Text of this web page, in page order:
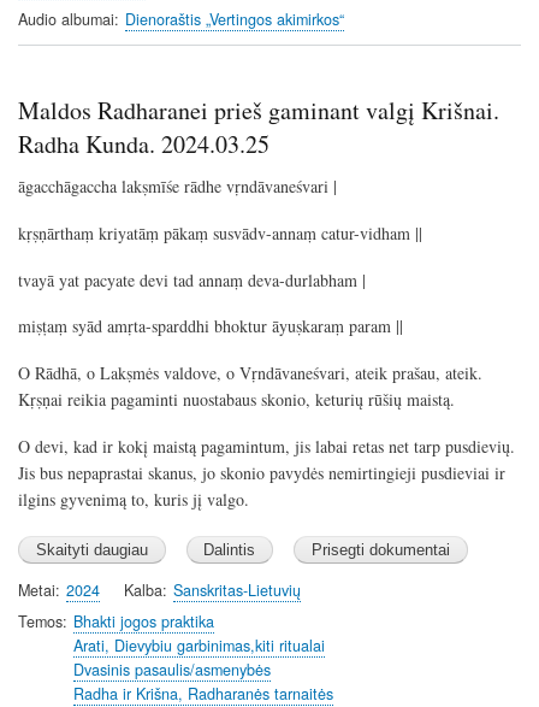
Audio albumai
Dienoraštis „Vertingos akimirkos“
Maldos Radharanei prieš gaminant valgį Krišnai.
Radha Kunda. 2024.03.25
āgacchāgaccha lakṣmīśe rādhe vṛndāvaneśvari |
kṛṣṇārthaṃ kriyatāṃ pākaṃ susvādv-annaṃ catur-vidham ||
tvayā yat pacyate devi tad annaṃ deva-durlabham |
miṣṭaṃ syād amṛta-sparddhi bhoktur āyuṣkaraṃ param ||
O Rādhā, o Lakṣmės valdove, o Vṛndāvaneśvari, ateik prašau, ateik.
Kṛṣṇai reikia pagaminti nuostabaus skonio, keturių rūšių maistą.
O devi, kad ir kokį maistą pagamintum, jis labai retas net tarp pusdievių.
Jis bus nepaprastai skanus, jo skonio pavydės nemirtingieji pusdieviai ir
ilgins gyvenimą to, kuris jį valgo.
Metai 2024 Kalba Sanskritas-Lietuvių
Temos Bhakti jogos praktika
Arati, Dievybiu garbinimas,kiti ritualai
Dvasinis pasaulis/asmenybės
Radha ir Krišna, Radharanės tarnaitės